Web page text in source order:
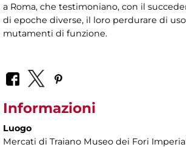
a Roma, che testimoniano, con il
di epoche diverse, il loro perdurare di
mutamenti di funzione.
Informazioni
Luogo
Mercati di Traiano Museo dei Fori